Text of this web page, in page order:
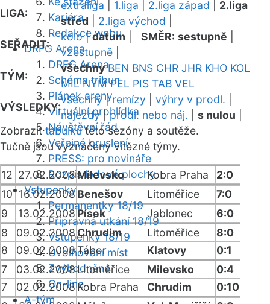
Kariéra
Redakce webu
DRFG Arena
DRFG Arena
Schéma tribun
Plánek areny
Virtuální prohlídka
Návštěvní řád
Veřejné bruslení
PRESS: pro novináře
Rozpis ledové plochy
Vstupenky
Permanentky 18/19
Přípravná utkání 18/19
Vstupenky 18/19
Uvolňování míst
Zvýhodněné
On-line
A-tým
LIGA:
extraliga 1.liga 2.liga západ
2.liga
střed
2.liga východ
SEŘADIT:
kolo|datum SMĚR: sestupně
vzestupně
TÝM:
všechny BEN BNS CHR JHR KHO KOL
MIL NYM PEL PIS TAB VEL
VÝSLEDKY:
všechny|remízy výhry v prodl.
nájezdy|prodl. nebo náj. s nulou
Zobrazittabulkutéto sezóny a soutěže.
Tučně jsou vyznačeny vítězné týmy.
12 27.02.2008Milevsko Kobra Praha
2:0
10 16.02.2008Benešov Litoměřice
7:0
9
13.02.2008Písek Jablonec
6:0
8
09.02.2008Chrudim Litoměřice
8:0
8
09.02.2008Tábor Klatovy
0:1
7
03.02.2008Litoměřice Milevsko
0:4
7
02.02.2008Kobra Praha Chrudim
0:10